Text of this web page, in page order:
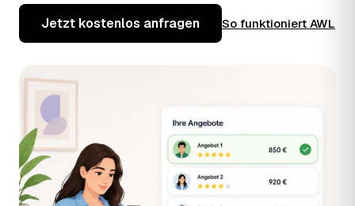
Jetzt kostenlos anfragen So funktioniert AWL